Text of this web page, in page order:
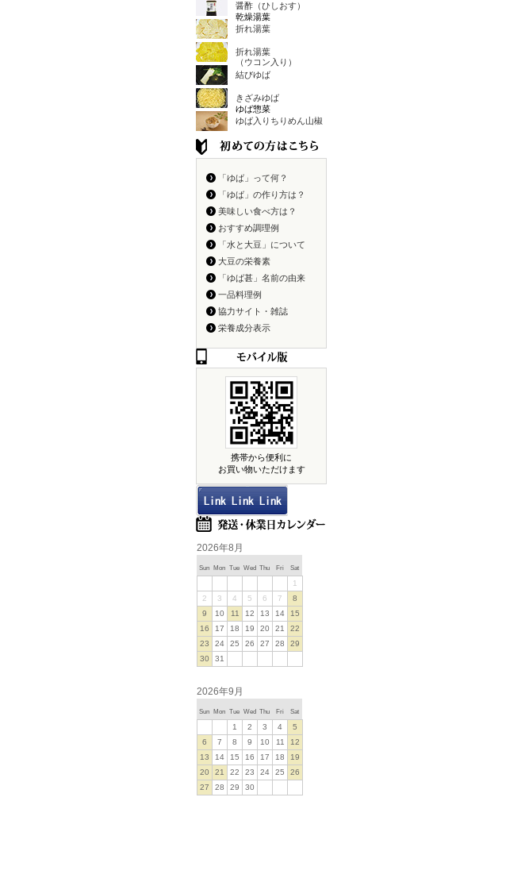
醤酢（ひしおす）
乾燥湯葉
折れ湯葉
折れ湯葉
（ウコン入り）
結びゆば
きざみゆば
ゆば惣菜
ゆば入りちりめん山椒
「ゆば」って何？
「ゆば」の作り方は？
美味しい食べ方は？
おすすめ調理例
「水と大豆」について
大豆の栄養素
「ゆば甚」名前の由来
一品料理例
協力サイト・雑誌
栄養成分表示
携帯から便利に
お買い物いただけます
2026年8月
Sun Mon Tue Wed Thu Fri Sat
1
2
3 4 5 6 7
8
9
10 11 12 13 14
15
16
17 18 19 20 21
22
23
24 25 26 27 28
29
30
31
2026年9月
Sun Mon Tue Wed Thu Fri Sat
1 2 3 4
5
6
7 8 9 10 11
12
13
14 15 16 17 18
19
20
21 22 23 24 25
26
27
28 29 30